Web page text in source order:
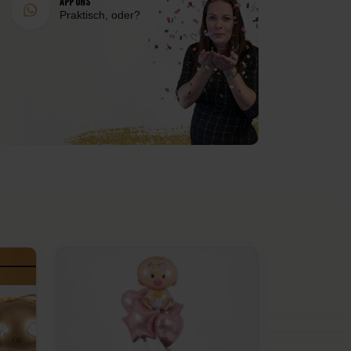
Praktisch, oder?